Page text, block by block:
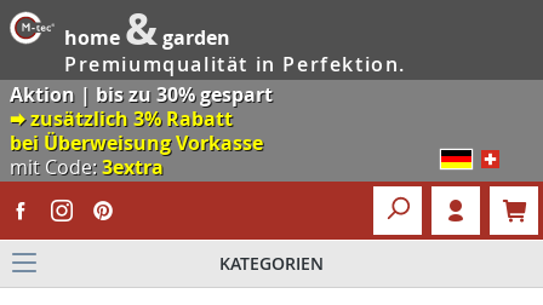
home &garden
Premiumqualität in Perfektion.
Aktion | bis zu 30% gespart
🠮 zusätzlich 3% Rabatt
bei Überweisung Vorkasse
mit Code:3extra
KATEGORIEN